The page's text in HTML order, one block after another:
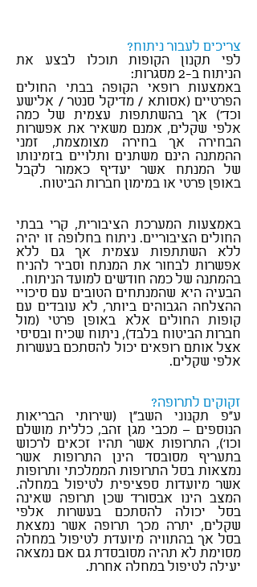
צריכים לעבור ניתוח?
לפי תקנון הקופות תוכלו לבצע את
הניתוח ב-2 מסגרות:
באמצעות רופאי הקופה בבתי החולים
הפרטיים (אסותא / מדיקל סנטר / אלישע
וכד') אך בהשתתפות עצמית של כמה
אלפי שקלים, אמנם משאיר את אפשרות
הבחירה אך בחירה מצומצמת, זמני
ההמתנה הינם משתנים ותלויים בזמינותו
של המנתח אשר יעדיף כאמור לקבל
באופן פרטי או במימון חברות הביטוח.
באמצעות המערכת הציבורית, קרי בבתי
החולים הציבוריים. ניתוח בחלופה זו יהיה
ללא השתתפות עצמית אך גם ללא
אפשרות לבחור את המנתח וסביר להניח
בהמתנה של כמה חודשים למועד הניתוח.
הבעיה היא שהמנתחים הטובים עם סיכויי
ההצלחה הגבוהים ביותר, לא עובדים עם
קופות החולים אלא באופן פרטי (מול
חברות הביטוח בלבד), ניתוח שכיח ובסיסי
אצל אותם רופאים יכול להסתכם בעשרות
אלפי שקלים.
זקוקים לתרופה?
ע"פ תקנוני השב"ן (שירותי הבריאות
הנוספים – מכבי מגן זהב, כללית מושלם
וכו'), התרופות אשר תהיו זכאים לרכוש
בתעריף מסובסד הינן התרופות אשר
נמצאות בסל התרופות הממלכתי ותרופות
אשר מיועדות ספציפית לטיפול במחלה.
המצב הינו אבסורד שכן תרופה שאינה
בסל יכולה להסתכם בעשרות אלפי
שקלים, יתרה מכך תרופה אשר נמצאת
בסל אך בהתוויה מיועדת לטיפול במחלה
מסוימת לא תהיה מסובסדת גם אם נמצאה
יעילה לטיפול במחלה אחרת.